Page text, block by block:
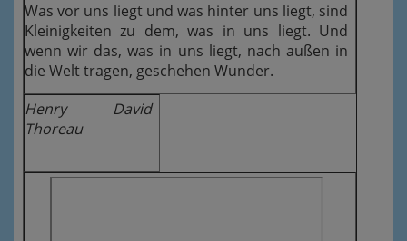
Was vor uns liegt und was hinter uns liegt, sind
Kleinigkeiten zu dem, was in uns liegt. Und
wenn wir das, was in uns liegt, nach außen in
die Welt tragen, geschehen Wunder.
Henry David
Thoreau